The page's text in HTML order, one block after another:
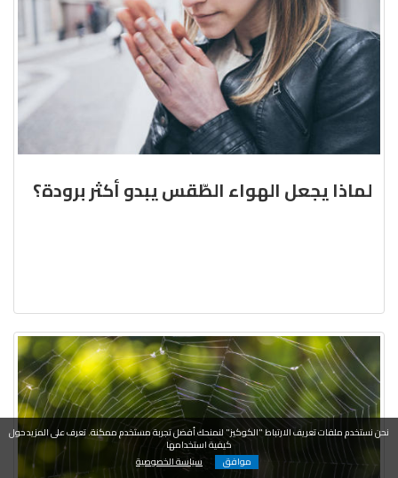
لماذا يجعل الهواء الطّقس يبدو أكثر برودة؟
نحن نستخدم ملفات تعريف الارتباط "الكوكيز" لنمنحك أفضل تجربة مستخدم ممكنة. تعرف على المزيد حول
كيفية استخدامها
موافق
سياسة الخصوصية